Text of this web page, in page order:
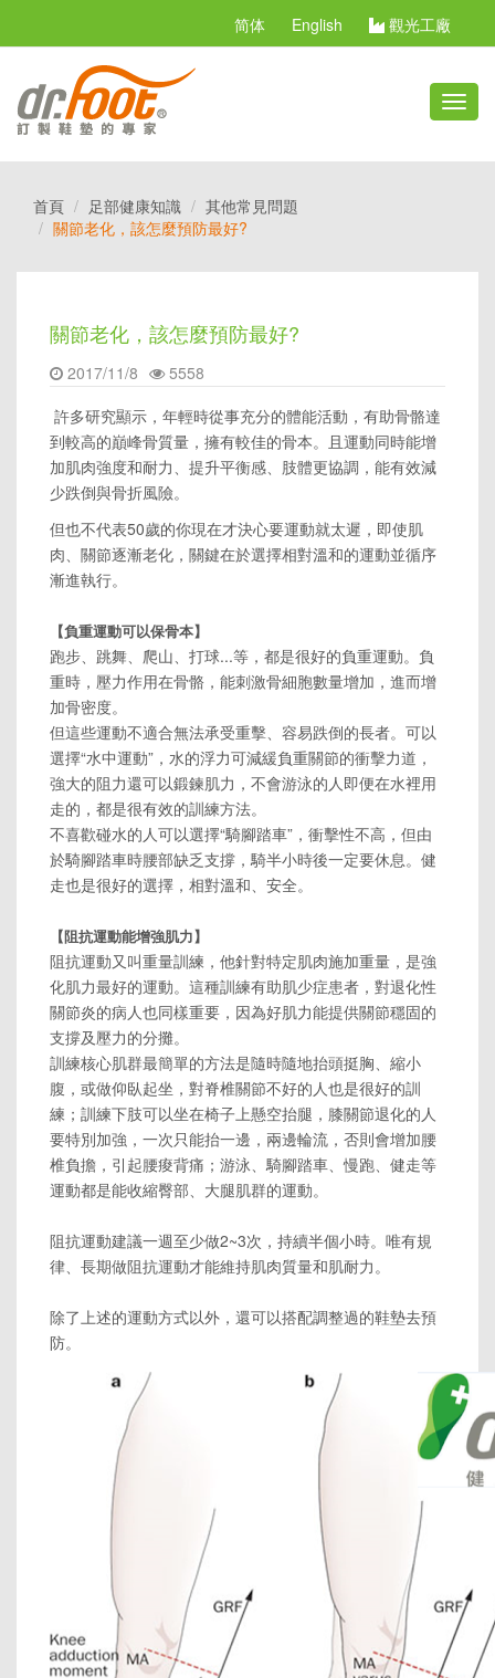
简体 English 觀光工廠
切
選
首頁 足部健康知識
其他常見問題
關節老化，該怎麼預防最好?
關節老化，該怎麼預防最好?
2017/11/8
5558
許多研究顯示，年輕時從事充分的體能活動，有助骨骼達
到較高的巔峰骨質量，擁有較佳的骨本。且運動同時能增
加肌肉強度和耐力、提升平衡感、肢體更協調，能有效減
少跌倒與骨折風險。
但也不代表50歲的你現在才決心要運動就太遲，即使肌
肉、關節逐漸老化，關鍵在於選擇相對溫和的運動並循序
漸進執行。
【負重運動可以保骨本】
跑步、跳舞、爬山、打球...等，都是很好的負重運動。負
重時，壓力作用在骨骼，能刺激骨細胞數量增加，進而增
加骨密度。
但這些運動不適合無法承受重擊、容易跌倒的長者。可以
選擇“水中運動”，水的浮力可減緩負重關節的衝擊力道，
強大的阻力還可以鍛鍊肌力，不會游泳的人即便在水裡用
走的，都是很有效的訓練方法。
不喜歡碰水的人可以選擇“騎腳踏車”，衝擊性不高，但由
於騎腳踏車時腰部缺乏支撐，騎半小時後一定要休息。健
走也是很好的選擇，相對溫和、安全。
【阻抗運動能增強肌力】
阻抗運動又叫重量訓練，他針對特定肌肉施加重量，是強
化肌力最好的運動。這種訓練有助肌少症患者，對退化性
關節炎的病人也同樣重要，因為好肌力能提供關節穩固的
支撐及壓力的分攤。
訓練核心肌群最簡單的方法是隨時隨地抬頭挺胸、縮小
腹，或做仰臥起坐，對脊椎關節不好的人也是很好的訓
練；訓練下肢可以坐在椅子上懸空抬腿，膝關節退化的人
要特別加強，一次只能抬一邊，兩邊輪流，否則會增加腰
椎負擔，引起腰痠背痛；游泳、騎腳踏車、慢跑、健走等
運動都是能收縮臀部、大腿肌群的運動。
阻抗運動建議一週至少做2~3次，持續半個小時。唯有規
律、長期做阻抗運動才能維持肌肉質量和肌耐力。
除了上述的運動方式以外，還可以搭配調整過的鞋墊去預
防。